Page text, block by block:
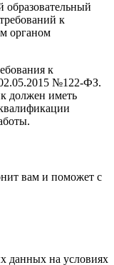
к
органом
к
№122-ФЗ.
должен иметь
вам и поможет с
данных на условиях